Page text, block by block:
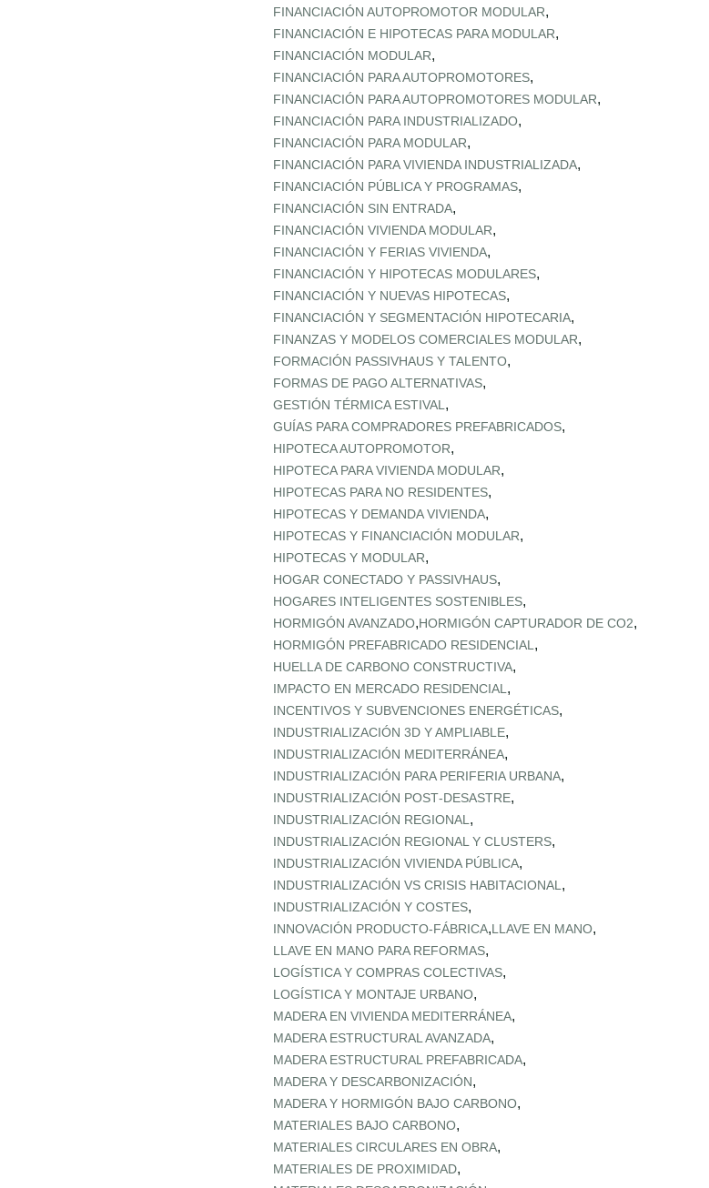
FINANCIACIÓN AUTOPROMOTOR MODULAR,
FINANCIACIÓN E HIPOTECAS PARA MODULAR,
FINANCIACIÓN MODULAR,
FINANCIACIÓN PARA AUTOPROMOTORES,
FINANCIACIÓN PARA AUTOPROMOTORES MODULAR,
FINANCIACIÓN PARA INDUSTRIALIZADO,
FINANCIACIÓN PARA MODULAR,
FINANCIACIÓN PARA VIVIENDA INDUSTRIALIZADA,
FINANCIACIÓN PÚBLICA Y PROGRAMAS,
FINANCIACIÓN SIN ENTRADA,
FINANCIACIÓN VIVIENDA MODULAR,
FINANCIACIÓN Y FERIAS VIVIENDA,
FINANCIACIÓN Y HIPOTECAS MODULARES,
FINANCIACIÓN Y NUEVAS HIPOTECAS,
FINANCIACIÓN Y SEGMENTACIÓN HIPOTECARIA,
FINANZAS Y MODELOS COMERCIALES MODULAR,
FORMACIÓN PASSIVHAUS Y TALENTO,
FORMAS DE PAGO ALTERNATIVAS,
GESTIÓN TÉRMICA ESTIVAL ,
GUÍAS PARA COMPRADORES PREFABRICADOS,
HIPOTECA AUTOPROMOTOR,
HIPOTECA PARA VIVIENDA MODULAR,
HIPOTECAS PARA NO RESIDENTES,
HIPOTECAS Y DEMANDA VIVIENDA,
HIPOTECAS Y FINANCIACIÓN MODULAR,
HIPOTECAS Y MODULAR,
HOGAR CONECTADO Y PASSIVHAUS,
HOGARES INTELIGENTES SOSTENIBLES,
HORMIGÓN AVANZADO,HORMIGÓN CAPTURADOR DE CO2,
HORMIGÓN PREFABRICADO RESIDENCIAL ,
HUELLA DE CARBONO CONSTRUCTIVA,
IMPACTO EN MERCADO RESIDENCIAL ,
INCENTIVOS Y SUBVENCIONES ENERGÉTICAS,
INDUSTRIALIZACIÓN 3D Y AMPLIABLE,
INDUSTRIALIZACIÓN MEDITERRÁNEA,
INDUSTRIALIZACIÓN PARA PERIFERIA URBANA,
INDUSTRIALIZACIÓN POST‑DESASTRE,
INDUSTRIALIZACIÓN REGIONAL ,
INDUSTRIALIZACIÓN REGIONAL Y CLUSTERS,
INDUSTRIALIZACIÓN VIVIENDA PÚBLICA,
INDUSTRIALIZACIÓN VS CRISIS HABITACIONAL ,
INDUSTRIALIZACIÓN Y COSTES,
INNOVACIÓN PRODUCTO-FÁBRICA,LLAVE EN MANO,
LLAVE EN MANO PARA REFORMAS,
LOGÍSTICA Y COMPRAS COLECTIVAS,
LOGÍSTICA Y MONTAJE URBANO,
MADERA EN VIVIENDA MEDITERRÁNEA,
MADERA ESTRUCTURAL AVANZADA,
MADERA ESTRUCTURAL PREFABRICADA,
MADERA Y DESCARBONIZACIÓN,
MADERA Y HORMIGÓN BAJO CARBONO,
MATERIALES BAJO CARBONO,
MATERIALES CIRCULARES EN OBRA,
MATERIALES DE PROXIMIDAD,